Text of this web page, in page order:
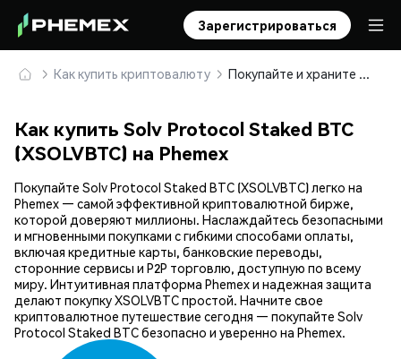
Зарегистрироваться
Как купить криптовалюту Покупайте и храните Solv Protocol Staked BTC (XSOLVBTC) безопасно
Как купить Solv Protocol Staked BTC
(XSOLVBTC) на Phemex
Покупайте Solv Protocol Staked BTC (XSOLVBTC) легко на
Phemex — самой эффективной криптовалютной бирже,
которой доверяют миллионы. Наслаждайтесь безопасными
и мгновенными покупками с гибкими способами оплаты,
включая кредитные карты, банковские переводы,
сторонние сервисы и P2P торговлю, доступную по всему
миру. Интуитивная платформа Phemex и надежная защита
делают покупку XSOLVBTC простой. Начните свое
криптовалютное путешествие сегодня — покупайте Solv
Protocol Staked BTC безопасно и уверенно на Phemex.